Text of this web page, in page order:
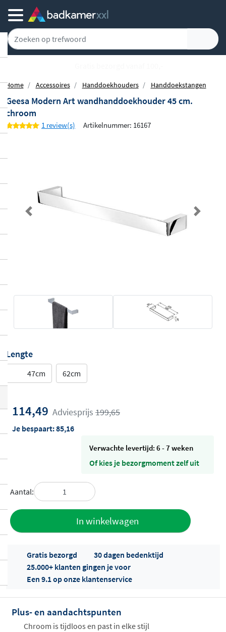
Home Accessoires Handdoekhouders Handdoekstangen
Geesa Modern Art wandhanddoekhouder 45 cm.
chroom
1 review(s) Artikelnummer: 16167
Previous Next
Lengte
47cm 62cm
114,49 Adviesprijs 199,65
Je bespaart:85,16
Verwachte levertijd: 6 - 7 weken
Of kies je bezorgmoment zelf uit
Aantal:
In winkelwagen
Offertes
Gratis bezorgd
30 dagen bedenktijd
25.000+ klanten gingen je voor
Een 9.1 op onze klantenservice
Plus- en aandachtspunten
Chroom is tijdloos en past in elke stijl